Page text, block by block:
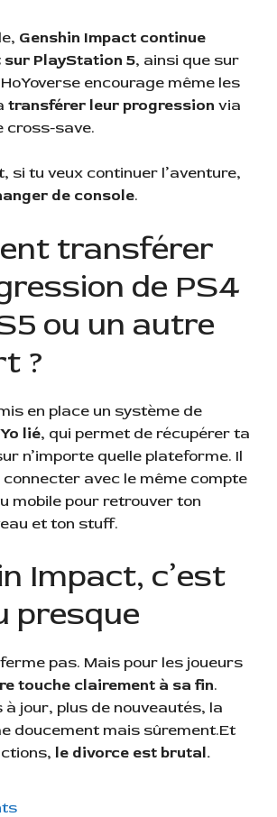
Genshin Impact continue
sur PlayStation 5, ainsi que sur
HoYoverse encourage même les
transférer leur progression via
cross-save.
si tu veux continuer l’aventure,
de console.
transférer
de PS4
ou un autre
?
en place un système de
lié, qui permet de récupérer ta
n’importe quelle plateforme. Il
avec le même compte
mobile pour retrouver ton
et ton stuff.
Impact, c’est
presque
ferme pas. Mais pour les joueurs
touche clairement à sa fin.
à jour, plus de nouveautés, la
doucement mais sûrement.Et
le divorce est brutal.